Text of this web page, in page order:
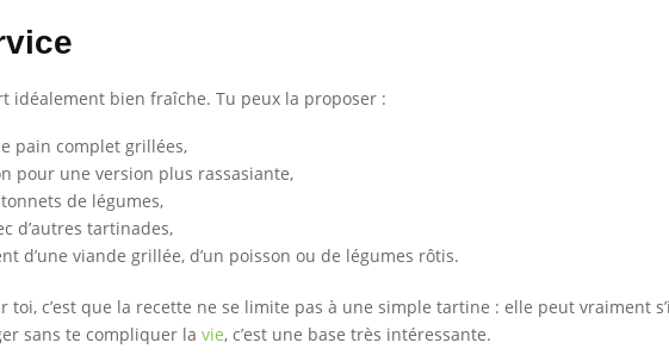
idéalement bien fraîche. Tu peux la proposer :
pain complet grillées,
pour une version plus rassasiante,
de légumes,
d’autres tartinades,
d’une viande grillée, d’un poisson ou de légumes rôtis.
toi, c’est que la recette ne se limite pas à une simple tartine : elle peut vraiment
sans te compliquer la vie, c’est une base très intéressante.